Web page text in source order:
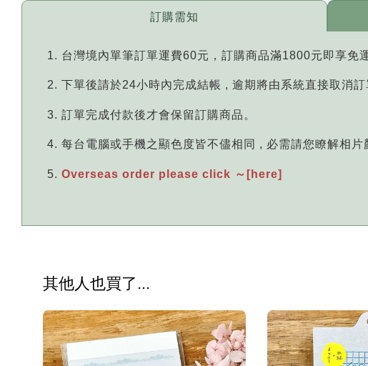
訂購需知
台灣境內單筆訂單運費60元，訂購商品滿1800元即享免
下單後請於24小時內完成結帳 , 逾期將由系統直接取消訂
訂單完成付款後才會保留訂購商品。
每台電腦或手機之顯色度皆不儘相同 , 必需請您瞭解相片
Overseas order please click ～[here]
其他人也買了...